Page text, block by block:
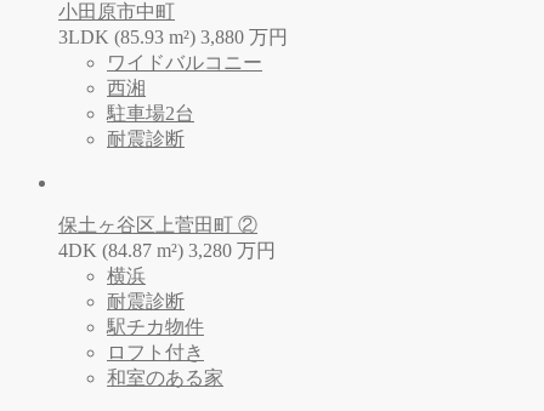
小田原市中町
3LDK (85.93 m²) 3,880 万円
ワイドバルコニー
西湘
駐車場2台
耐震診断
保土ヶ谷区上菅田町 ②
4DK (84.87 m²) 3,280 万円
横浜
耐震診断
駅チカ物件
ロフト付き
和室のある家